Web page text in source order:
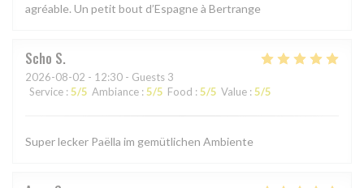
agréable. Un petit bout d’Espagne à Bertrange
Scho S
2026-08-02 - 12:30 - Guests 3
Service : 5/5 Ambiance : 5/5 Food : 5/5 Value : 5/5
Super lecker Paëlla im gemütlichen Ambiente